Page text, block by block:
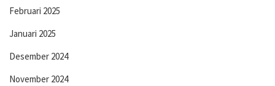
Februari 2025
Januari 2025
Desember 2024
November 2024